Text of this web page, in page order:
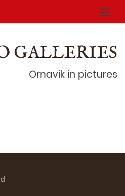
GALLERIES
Ornavik in pictures